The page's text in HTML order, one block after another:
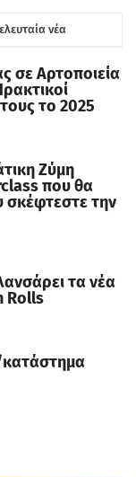
νέα
σε Αρτοποιεία
το 2025
Ζύμη
που θα
σκέφτεστε την
τα νέα
Rolls
κατάστημα